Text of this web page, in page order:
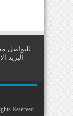
البريد
Reserved